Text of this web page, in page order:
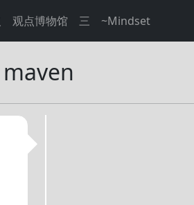
观点博物馆 三 ~Mindset
maven